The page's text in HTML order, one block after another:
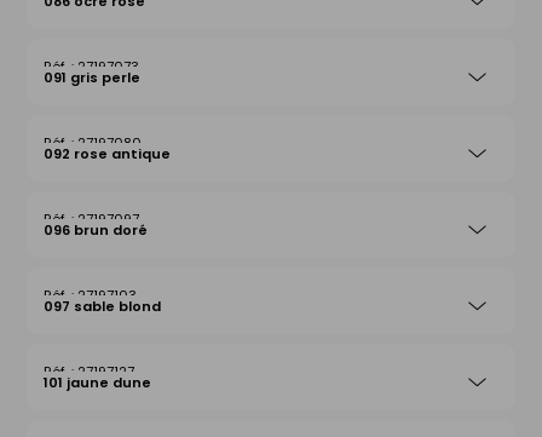
27197073
091 gris perle
27197080
092 rose antique
27197097
096 brun doré
27197103
097 sable blond
27197127
101 jaune dune